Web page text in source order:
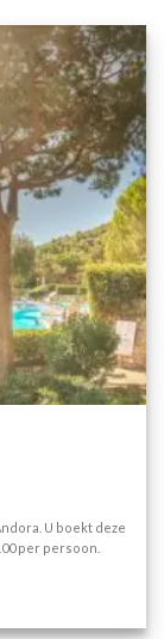
U boekt deze
per persoon.